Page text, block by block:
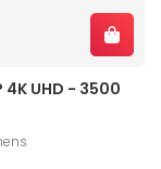
UHD - 3500